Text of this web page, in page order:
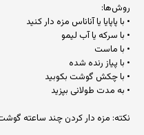
روش‌ها:
• با پاپایا یا آناناس مزه دار کنید
• با سرکه یا آب لیمو
• با ماست
• با پیاز رنده شده
• با چکش گوشت بکوبید
• به مدت طولانی بپزید
نکته: مزه دار کردن چند ساعته